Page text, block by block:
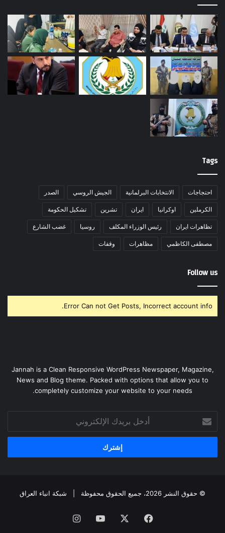
Tags
احتجاجات الانتخابات البرلمانية الجيش الروسي الصدر
الكرملين اوكرانيا ايران تشرين تشكيل الحكومة
تظاهرات ايران رئيس الوزراء المكلف روسيا غضب الشارع
مصطفى الكاظمي مظاهرات وقفات
Follow us
Error Can not Get Posts, Incorrect account info.
Jannah is a Clean Responsive WordPress Newspaper, Magazine,
News and Blog theme. Packed with options that allow you to
completely customize your website to your needs.
بريدك
الإلكتروني
© حقوق النشر 2026، جميع الحقوق محفوظة | شبكة انباء العراق
فيسبوك ‫YouTubeانستقرام